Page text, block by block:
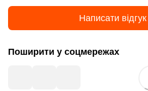
Написати відгук
Поширити у соцмережах